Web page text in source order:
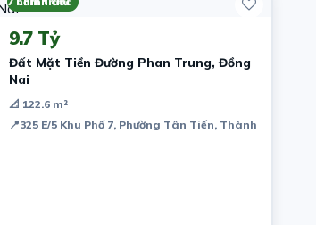
9.7 Tỷ
Đất Mặt Tiền Đường Phan Trung, Đồng
Nai
📐 122.6 m²
📍325 E/5 Khu Phố 7, Phường Tân Tiến, Thành phố